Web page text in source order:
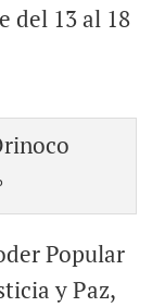
del 13 al 18
Popular
y Paz,